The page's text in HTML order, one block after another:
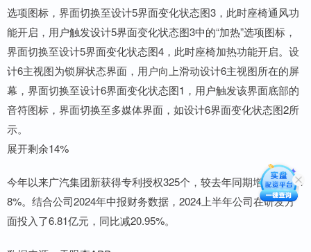
选项图标，界面切换至设计5界面变化状态图3，此时座椅通风功
能开启，用户触发设计5界面变化状态图3中的“加热”选项图标，
界面切换至设计5界面变化状态图4，此时座椅加热功能开启。设
计6主视图为锁屏状态界面，用户向上滑动设计6主视图所在的屏
幕，界面切换至设计6界面变化状态图1，用户触发该界面底部的
音符图标，界面切换至多媒体界面，如设计6界面变化状态图2所
示。
展开剩余14%
今年以来广汽集团新获得专利授权325个，较去年同期增加了25.4
8%。结合公司2024年中报财务数据，2024上半年公司在研发方
面投入了6.81亿元，同比减20.95%。